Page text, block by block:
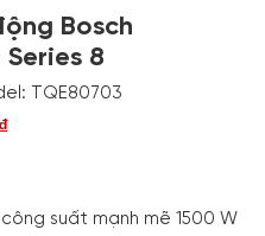
Bosch
8
TQE80703
suất mạnh mẽ 1500 W